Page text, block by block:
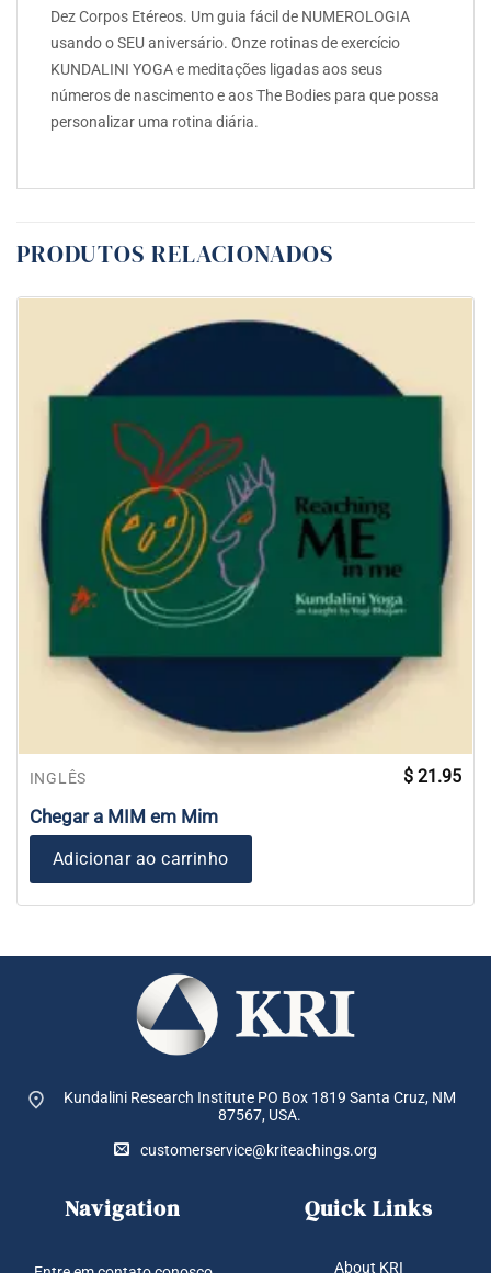
Dez Corpos Etéreos. Um guia fácil de NUMEROLOGIA
usando o SEU aniversário. Onze rotinas de exercício
KUNDALINI YOGA e meditações ligadas aos seus
números de nascimento e aos The Bodies para que possa
personalizar uma rotina diária.
PRODUTOS RELACIONADOS
INGLÊS
Chegar a MIM em Mim
$ 21.95
Adicionar ao carrinho
Kundalini Research Institute PO Box 1819 Santa Cruz, NM
87567, USA.
customerservice@kriteachings.org
Navigation Quick Links
About KRI